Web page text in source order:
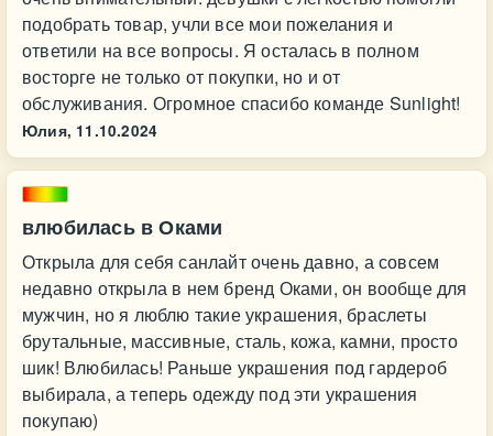
подобрать товар, учли все мои пожелания и
ответили на все вопросы. Я осталась в полном
восторге не только от покупки, но и от
обслуживания. Огромное спасибо команде Sunlight!
Юлия, 11.10.2024
влюбилась в Оками
Открыла для себя санлайт очень давно, а совсем
недавно открыла в нем бренд Оками, он вообще для
мужчин, но я люблю такие украшения, браслеты
брутальные, массивные, сталь, кожа, камни, просто
шик! Влюбилась! Раньше украшения под гардероб
выбирала, а теперь одежду под эти украшения
покупаю)